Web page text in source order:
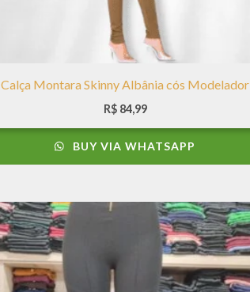
Calça Montara Skinny Albânia cós Modelador
R$84,99
BUY VIA WHATSAPP